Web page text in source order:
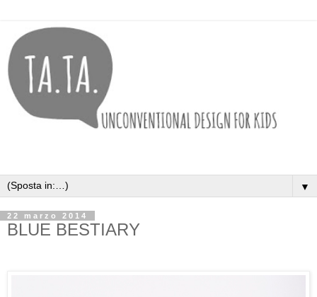
▼
22 marzo 2014
BLUE BESTIARY